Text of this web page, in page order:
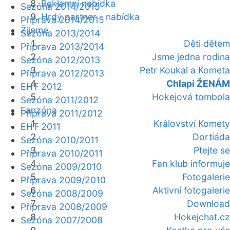
Reklamní nabídka
Hrdý partner - nabídka
Žijeme
Děti dětem
Jsme jedna rodina
Petr Koukal a Kometa
Chlapi ŽENÁM
Hokejová tombola
Fanzóna
Království Komety
Dortiáda
Ptejte se
Fan klub informuje
Fotogalerie
Aktivní fotogalerie
Download
Hokejchat.cz
Sezóna 2014/2015
Příprava 2014/2015
Sezóna 2013/2014
Příprava 2013/2014
Sezóna 2012/2013
Příprava 2012/2013
EHT 2012
Sezóna 2011/2012
Příprava 2011/2012
EHT 2011
Sezóna 2010/2011
Příprava 2010/2011
Sezóna 2009/2010
Příprava 2009/2010
Sezóna 2008/2009
Příprava 2008/2009
Sezóna 2007/2008